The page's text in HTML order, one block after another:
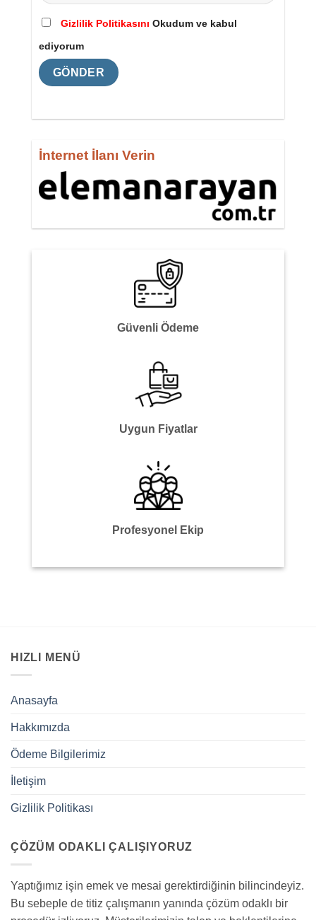
Gizlilik Politikasını Okudum ve kabul
ediyorum
İnternet İlanı Verin
Güvenli Ödeme
Uygun Fiyatlar
Profesyonel Ekip
HIZLI MENÜ
Anasayfa
Hakkımızda
Ödeme Bilgilerimiz
İletişim
Gizlilik Politikası
ÇÖZÜM ODAKLI ÇALIŞIYORUZ
Yaptığımız işin emek ve mesai gerektirdiğinin bilincindeyiz.
Bu sebeple de titiz çalışmanın yanında çözüm odaklı bir